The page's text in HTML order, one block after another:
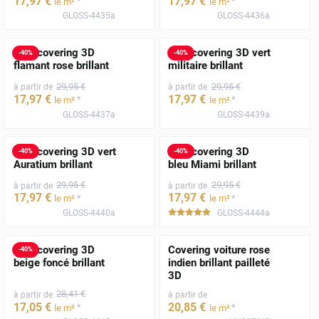
GLOSS-4435a GLOSS-4436a
-40%
Film covering 3D
flamant rose brillant
à partir de 29,95 €
17,97 € le m² *
GLOSS-4437a
-40%
Film covering 3D vert
militaire brillant
à partir de 29,95 €
17,97 € le m²*
GLOSS-4439a
-40%
Film covering 3D vert
Auratium brillant
à partir de 29,95 €
17,97 € le m² *
GLOSS-4440a
-40%
Film covering 3D
bleu Miami brillant
à partir de 29,95 €
17,97 € le m²*
*****
GLOSS-4444a
-40%
Film covering 3D
beige foncé brillant
à partir de 28,41 €
17,05 € le m² *
Covering voiture rose
indien brillant pailleté
3D
à partir de
20,85 € le m²*